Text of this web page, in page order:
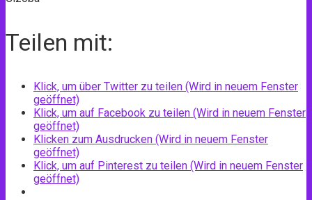
Teilen mit:
Klick, um über Twitter zu teilen (Wird in neuem Fenster
geöffnet)
Klick, um auf Facebook zu teilen (Wird in neuem Fenster
geöffnet)
Klicken zum Ausdrucken (Wird in neuem Fenster
geöffnet)
Klick, um auf Pinterest zu teilen (Wird in neuem Fenster
geöffnet)